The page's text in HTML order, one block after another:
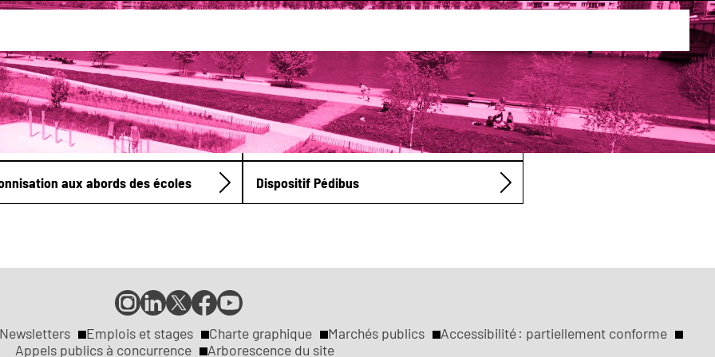
École Charles-Nicolle Ligne Écoles Marthe et Thomas Corneille
aux abords des écoles Dispositif Pédibus
Compte
Instagram
de
la
Compte
LinkedIn
de
la
Compte
X
de
la
Page
Facebook
de
la
Page
YouTube
de
la
Newsletters Emplois et stages Charte graphique Marchés publics
Accessibilité : partiellement conforme
Appels publics à concurrence
Arborescence du site